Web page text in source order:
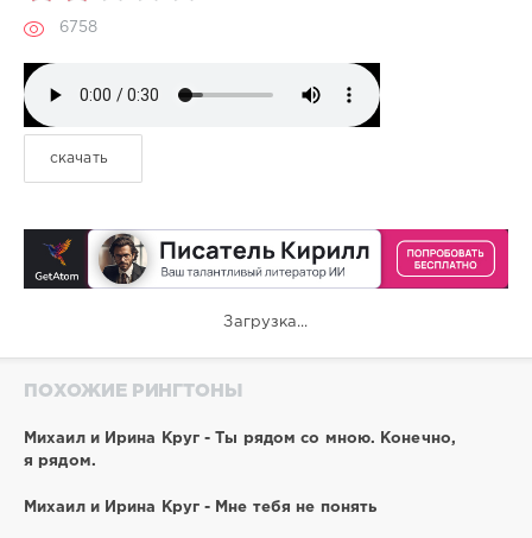
6758
скачать
Загрузка...
ПОХОЖИЕ РИНГТОНЫ
Михаил и Ирина Круг - Ты рядом со мною. Конечно,
я рядом.
Михаил и Ирина Круг - Мне тебя не понять